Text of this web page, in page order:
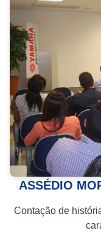
ASSÉDIO
Contação de